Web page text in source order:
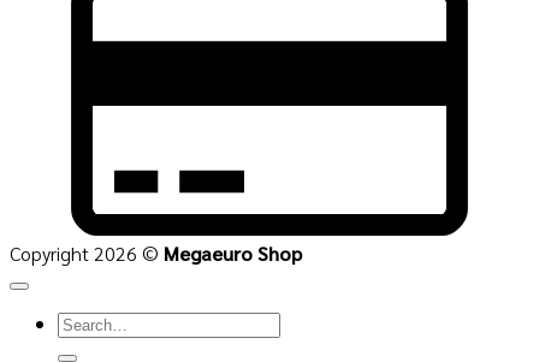
Copyright 2026 © Megaeuro Shop
Search